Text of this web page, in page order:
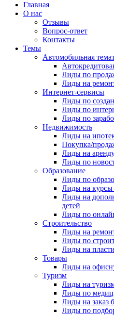
Главная
О нас
Отзывы
Вопрос-ответ
Контакты
Темы
Автомобильная
Лиды по
Лиды на
Интернет-сервисы
Лиды по
Лиды по
Лиды по
Недвижимость
Лиды на
Покупка/
Лиды на
Лиды по
Образование
Лиды по
Лиды на курсы
Лиды на
детей
Лиды по
Строительство
Лиды на
Лиды по
Лиды на
Товары
Лиды на
Туризм
Лиды на
Лиды по
Лиды на заказ
Лиды по